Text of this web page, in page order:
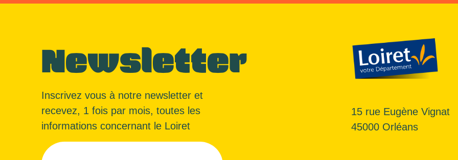
Newsletter
Inscrivez vous à notre newsletter et
recevez, 1 fois par mois, toutes les
informations concernant le Loiret
15 rue Eugène Vignat
45000 Orléans